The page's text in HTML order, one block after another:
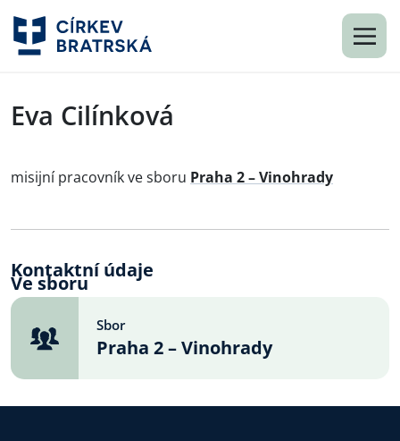
Eva Cilínková
misijní pracovník ve sboru Praha 2 – Vinohrady
Kontaktní údaje
Ve sboru
Sbor
Praha 2 – Vinohrady